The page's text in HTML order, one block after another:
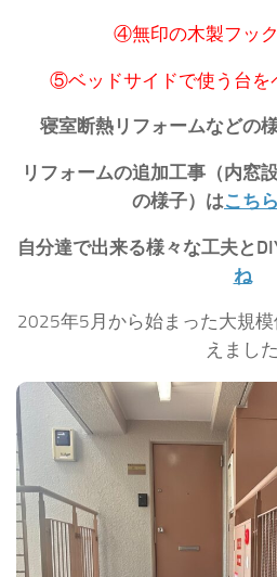
④無印の木製フッ
⑤ベッドサイドで使う台を
寝室断熱リフォームなどの
リフォームの追加工事（内窓
の様子）はこち
自分達で出来る様々な工夫と
ね
2025年5月から始まった大規
えました